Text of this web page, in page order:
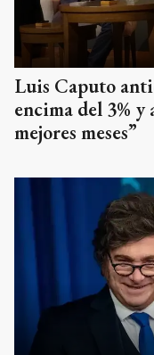
Luis Caputo
encima del 3% y
mejores meses”